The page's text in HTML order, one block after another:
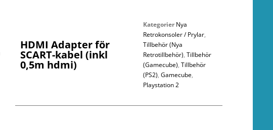
HDMI Adapter för
SCART-kabel (inkl
0,5m hdmi)
Kategorier Nya
Retrokonsoler / Prylar,
Tillbehör (Nya
Retrotillbehör),Tillbehör
(Gamecube),Tillbehör
(PS2),Gamecube,
Playstation 2